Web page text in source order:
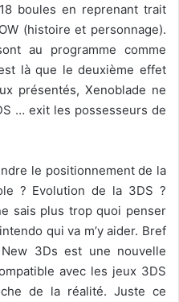
boules en reprenant trait
(histoire et personnage).
au programme comme
là que le deuxième effet
présentés, Xenoblade ne
… exit les possesseurs de
le positionnement de la
? Evolution de la 3DS ?
sais plus trop quoi penser
qui va m’y aider. Bref
3Ds est une nouvelle
avec les jeux 3DS
de la réalité. Juste ce